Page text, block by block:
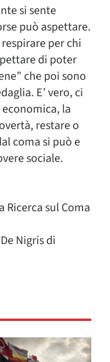
si sente
può aspettare.
per chi
di poter
che poi sono
E’ vero, ci
la
restare o
coma si può e
sociale.
sul Coma
Nigris di